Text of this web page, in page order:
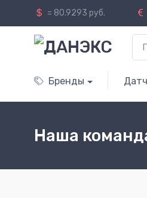
= 80.9293 руб.
Бренды
Наша